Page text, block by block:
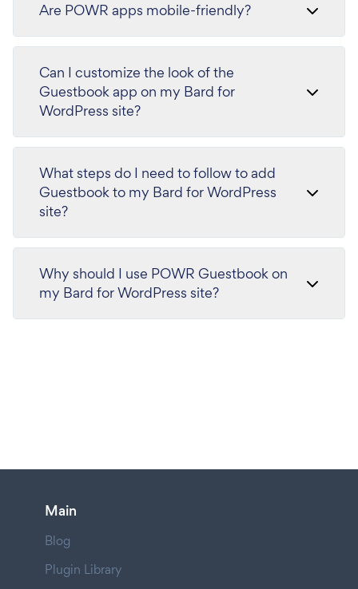
Are POWR apps mobile-friendly?
Can I customize the look of the
Guestbook app on my Bard for
WordPress site?
What steps do I need to follow to add
Guestbook to my Bard for WordPress
site?
Why should I use POWR Guestbook on
my Bard for WordPress site?
Main
Blog
Plugin Library